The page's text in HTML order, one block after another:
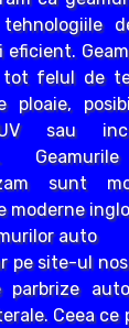
eficient.
felul de
ploaie,
sau
sunt
moderne
auto
pe site-ul
parbrize
Ceea